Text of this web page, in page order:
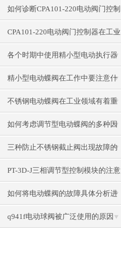
如何诊断CPA101-220电动阀门控制
器的通信故障？
CPA101-220电动阀门控制器在工业
自动化中的应用
各个时期中使用精小型电动执行器
出现的小状况
精小型电动蝶阀在工作中要注意什
么
不锈钢电动蝶阀在工业领域有着重
要作用
如何考虑调节型电动蝶阀的多种因
素
三种防止不锈钢截止阀出现故障的
方法
PT-3D-J三相调节型控制模块的注意
事项
如何将电动蝶阀的故障具体分析进
行处理
q941f电动球阀被广泛使用的原因